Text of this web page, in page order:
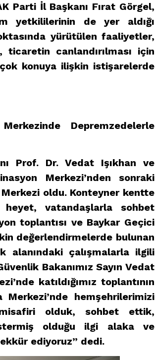
Parti İl Başkanı Fırat Görgel,
yetkililerinin de yer aldığı
yürütülen faaliyetler,
canlandırılması için
konuya ilişkin istişarelerde
Depremzedelerle
Prof. Dr. Vedat Işıkhan ve
Merkezi’nden sonraki
oldu. Konteyner kentte
vatandaşlarla sohbet
toplantısı ve Baykar Geçici
değerlendirmelerde bulunan
alanındaki çalışmalarla ilgili
Bakanımız Sayın Vedat
katıldığımız toplantının
Merkezi’nde hemşehrilerimizi
olduk, sohbet ettik,
olduğu ilgi alaka ve
ediyoruz” dedi.